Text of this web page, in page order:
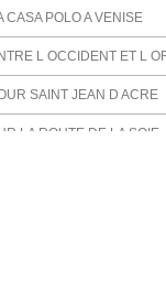
CASA POLO A VENISE
L OCCIDENT ET L
SAINT JEAN D ACRE
LA ROUTE DE LA SOIE